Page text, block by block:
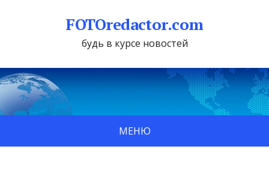
FOTOredactor.com
будь в курсе новостей
МЕНЮ